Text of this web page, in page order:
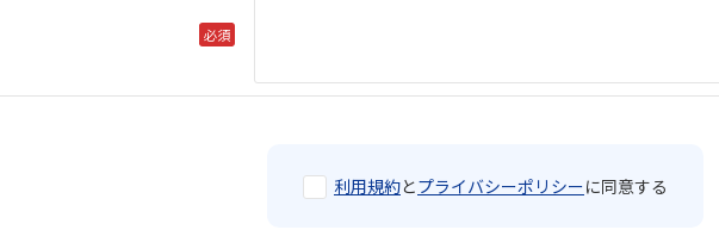
必須
利用規約とプライバシーポリシーに同意する